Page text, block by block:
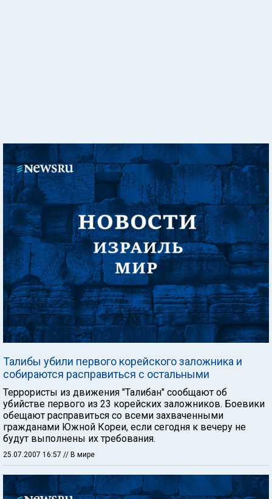
Талибы убили первого корейского заложника и
собираются расправиться с остальными
Террористы из движения "Талибан" сообщают об
убийстве первого из 23 корейских заложников. Боевики
обещают расправиться со всеми захваченными
гражданами Южной Кореи, если сегодня к вечеру не
будут выполнены их требования.
25.07.2007 16:57 // В мире